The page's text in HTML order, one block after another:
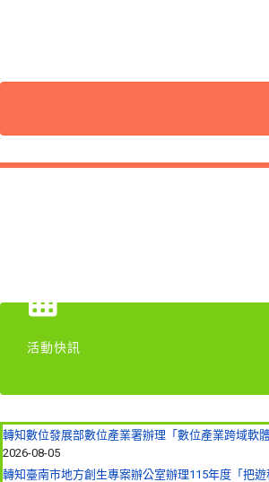
活動快訊
轉知數位發展部數位產業署辦理「數位產業跨域軟
2026-08-05
轉知臺南市地方創生專案辦公室辦理115年度「把